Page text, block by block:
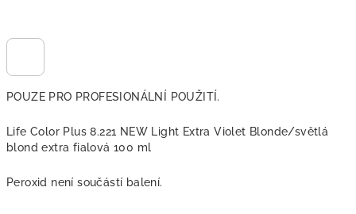
POUZE PRO PROFESIONÁLNÍ POUŽITÍ.
Life Color Plus 8.221 NEW Light Extra Violet Blonde/světlá
blond extra fialová 100 ml
Peroxid není součástí balení.